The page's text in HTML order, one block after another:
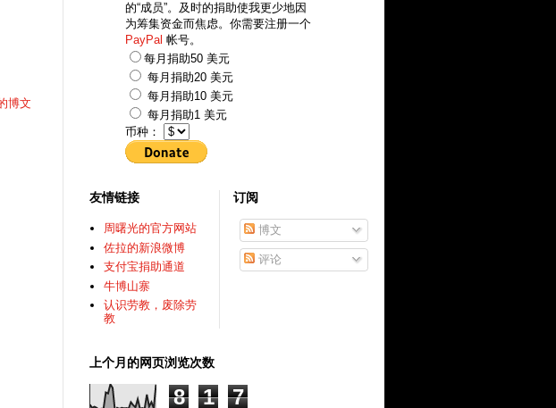
博文
的“成员”。及时的捐助使我更少地因
为筹集资金而焦虑。你需要注册一个
PayPal 帐号。
每月捐助50 美元
每月捐助20 美元
每月捐助10 美元
每月捐助1 美元
币种：
友情链接
周曙光的官方网站
佐拉的新浪微博
支付宝捐助通道
牛博山寨
认识劳教，废除劳
教
订阅
博文
评论
上个月的网页浏览次数
8 1 7